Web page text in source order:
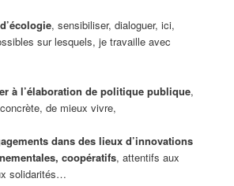
, sensibiliser, dialoguer, ici,
sur lesquels, je travaille avec
à l’élaboration de politique publique,
de mieux vivre,
dans des lieux d’innovations
coopératifs, attentifs aux
solidarités…